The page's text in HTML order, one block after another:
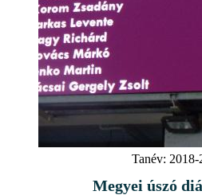
Tanév: 2018-
Megyei úszó